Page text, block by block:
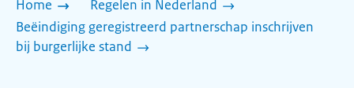
Home
Regelen in Nederland
Beëindiging geregistreerd partnerschap inschrijven
bij burgerlijke stand